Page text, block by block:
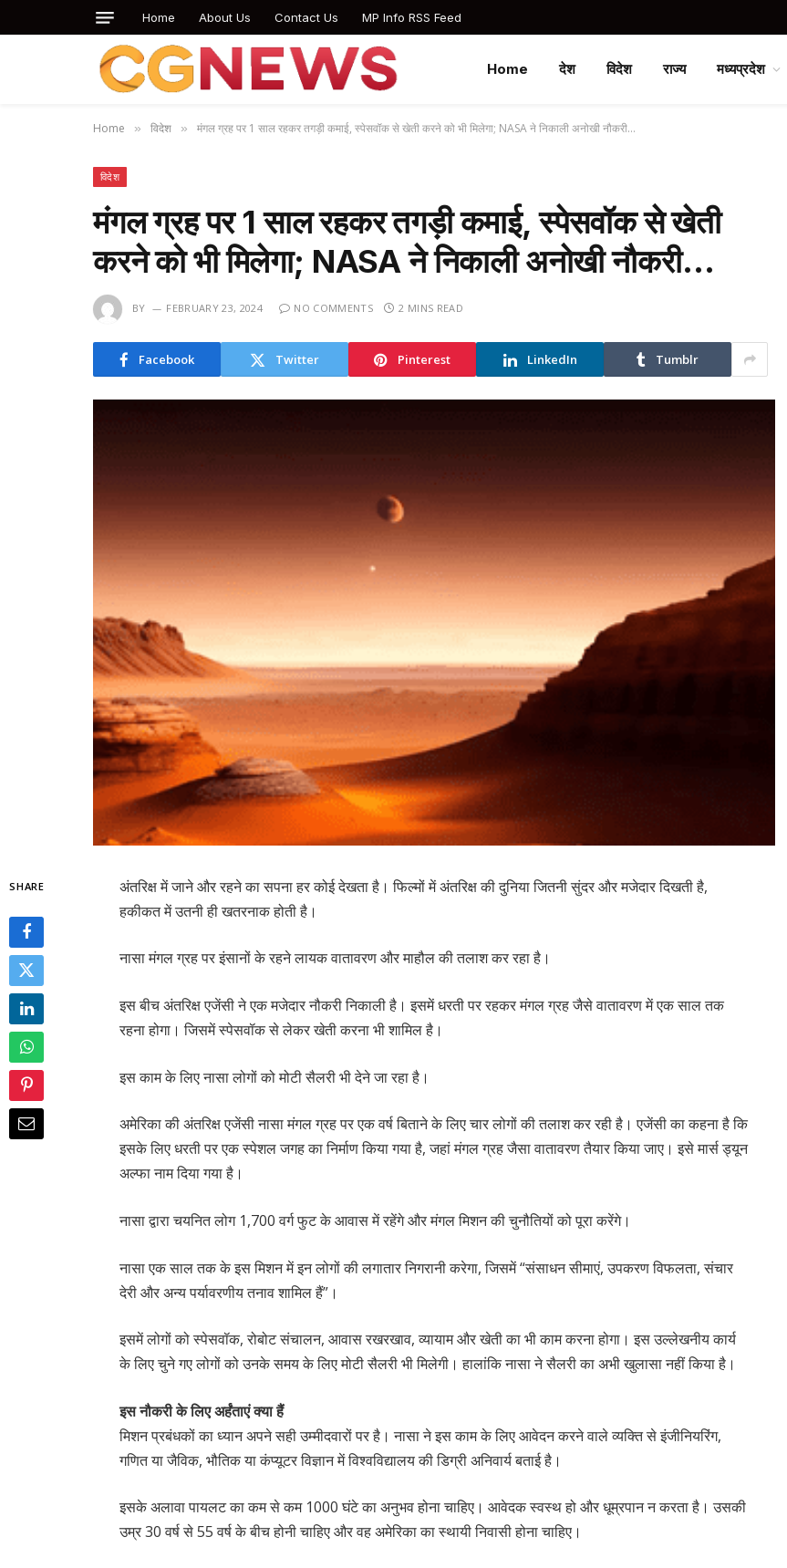
Home About Us Contact Us MP Info RSS Feed
Home देश विदेश राज्य मध्यप्रदेश
Home » विदेश » मंगल ग्रह पर 1 साल रहकर तगड़ी कमाई, स्पेसवॉक से खेती करने को भी मिलेगा; NASA ने निकाली अनोखी नौकरी…
विदेश
मंगल ग्रह पर 1 साल रहकर तगड़ी कमाई, स्पेसवॉक से खेती
करने को भी मिलेगा; NASA ने निकाली अनोखी नौकरी…
BY FEBRUARY 23, 2024 NO COMMENTS 2 MINS READ
Facebook Twitter Pinterest LinkedIn Tumblr
SHARE
अंतरिक्ष में जाने और रहने का सपना हर कोई देखता है। फिल्मों में अंतरिक्ष की दुनिया जितनी सुंदर और मजेदार दिखती है,
हकीकत में उतनी ही खतरनाक होती है।
नासा मंगल ग्रह पर इंसानों के रहने लायक वातावरण और माहौल की तलाश कर रहा है।
इस बीच अंतरिक्ष एजेंसी ने एक मजेदार नौकरी निकाली है। इसमें धरती पर रहकर मंगल ग्रह जैसे वातावरण में एक साल तक
रहना होगा। जिसमें स्पेसवॉक से लेकर खेती करना भी शामिल है।
इस काम के लिए नासा लोगों को मोटी सैलरी भी देने जा रहा है।
अमेरिका की अंतरिक्ष एजेंसी नासा मंगल ग्रह पर एक वर्ष बिताने के लिए चार लोगों की तलाश कर रही है। एजेंसी का कहना है कि
इसके लिए धरती पर एक स्पेशल जगह का निर्माण किया गया है, जहां मंगल ग्रह जैसा वातावरण तैयार किया जाए। इसे मार्स ड्यून
अल्फा नाम दिया गया है।
नासा द्वारा चयनित लोग 1,700 वर्ग फुट के आवास में रहेंगे और मंगल मिशन की चुनौतियों को पूरा करेंगे।
नासा एक साल तक के इस मिशन में इन लोगों की लगातार निगरानी करेगा, जिसमें “संसाधन सीमाएं, उपकरण विफलता, संचार
देरी और अन्य पर्यावरणीय तनाव शामिल हैं”।
इसमें लोगों को स्पेसवॉक, रोबोट संचालन, आवास रखरखाव, व्यायाम और खेती का भी काम करना होगा। इस उल्लेखनीय कार्य
के लिए चुने गए लोगों को उनके समय के लिए मोटी सैलरी भी मिलेगी। हालांकि नासा ने सैलरी का अभी खुलासा नहीं किया है।
इस नौकरी के लिए अर्हंताएं क्या हैं
मिशन प्रबंधकों का ध्यान अपने सही उम्मीदवारों पर है। नासा ने इस काम के लिए आवेदन करने वाले व्यक्ति से इंजीनियरिंग,
गणित या जैविक, भौतिक या कंप्यूटर विज्ञान में विश्वविद्यालय की डिग्री अनिवार्य बताई है।
इसके अलावा पायलट का कम से कम 1000 घंटे का अनुभव होना चाहिए। आवेदक स्वस्थ हो और धूम्रपान न करता है। उसकी
उम्र 30 वर्ष से 55 वर्ष के बीच होनी चाहिए और वह अमेरिका का स्थायी निवासी होना चाहिए।